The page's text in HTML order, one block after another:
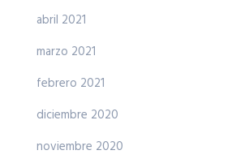
abril 2021
marzo 2021
febrero 2021
diciembre 2020
noviembre 2020